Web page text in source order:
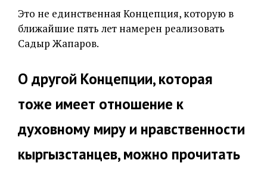
Это не единственная Концепция, которую в
ближайшие пять лет намерен реализовать
Садыр Жапаров.
О другой Концепции, которая
тоже имеет отношение к
духовному миру и нравственности
кыргызстанцев, можно прочитать